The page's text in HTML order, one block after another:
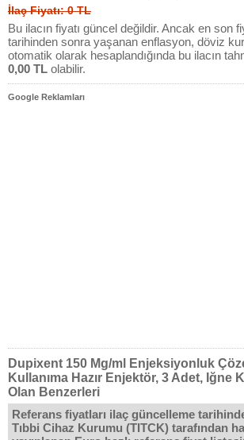
İlaç Fiyatı: 0 TL
Bu ilacın fiyatı güncel değildir. Ancak en son
tarihinden sonra yaşanan enflasyon, döviz
otomatik olarak hesaplandığında bu ilacın
0,00 TL olabilir.
Google Reklamları
Dupixent 150 Mg/ml Enjeksiyonluk
Kullanıma Hazır Enjektör, 3 Adet, Iğne
Olan Benzerleri
Referans fiyatları ilaç güncelleme
Tıbbi Cihaz Kurumu (TITCK) tarafından